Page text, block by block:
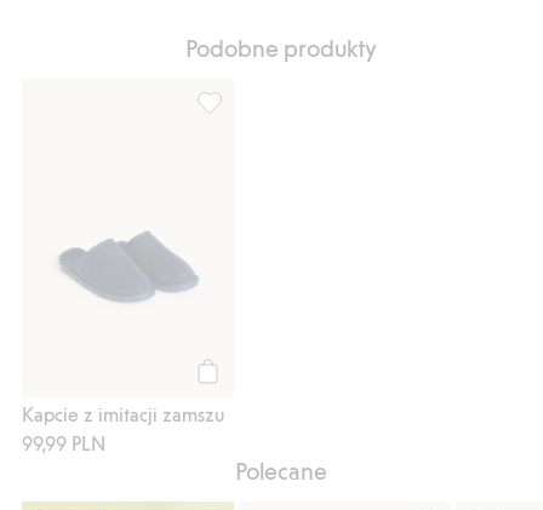
Podobne produkty
Kapcie z imitacji zamszu
99,99 PLN
Polecane